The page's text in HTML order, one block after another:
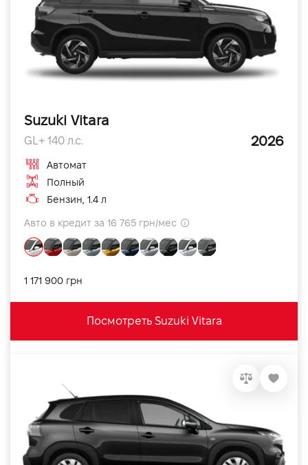
Suzuki Vitara
GL+ 140 л.с. 2026
Автомат
Полный
Бензин, 1.4 л
Авто в кредит за 16 765 грн/мес
1 171 900 грн
Посмотреть Suzuki Vitara